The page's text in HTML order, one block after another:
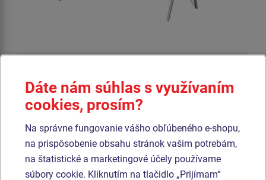
Veža, strieška ve tvare "A", 2x bariéra, šikmý výlez s nášľapmi a
bočnicami, kovové rahno, 1x sedadlo Normal.
Produkt - UNK-1026K-15
Herná zostava klasik UNK1026K - celokovová
Dáte nám súhlas s využívaním
cookies, prosím?
Na správne fungovanie vášho obľúbeného e-shopu,
na prispôsobenie obsahu stránok vašim potrebám,
na štatistické a marketingové účely používame
súbory cookie. Kliknutím na tlačidlo „Prijímam“